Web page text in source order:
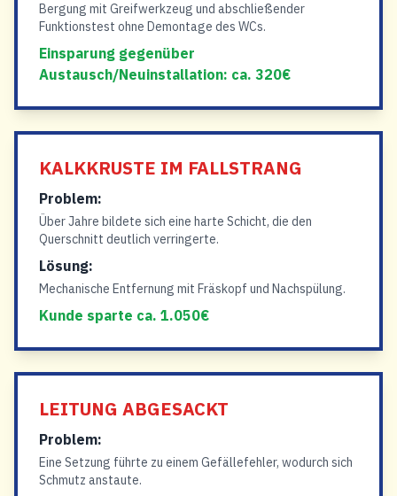
Bergung mit Greifwerkzeug und abschließender
Funktionstest ohne Demontage des WCs.
Einsparung gegenüber
Austausch/Neuinstallation: ca. 320€
KALKKRUSTE IM FALLSTRANG
Problem:
Über Jahre bildete sich eine harte Schicht, die den
Querschnitt deutlich verringerte.
Lösung:
Mechanische Entfernung mit Fräskopf und Nachspülung.
Kunde sparte ca. 1.050€
LEITUNG ABGESACKT
Problem:
Eine Setzung führte zu einem Gefällefehler, wodurch sich
Schmutz anstaute.